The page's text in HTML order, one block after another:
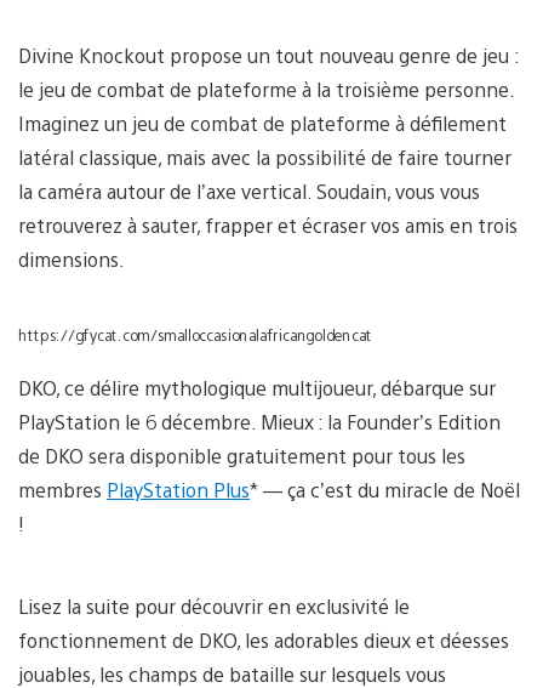
Divine Knockout propose un tout nouveau genre de jeu :
le jeu de combat de plateforme à la troisième personne.
Imaginez un jeu de combat de plateforme à défilement
latéral classique, mais avec la possibilité de faire tourner
la caméra autour de l’axe vertical. Soudain, vous vous
retrouverez à sauter, frapper et écraser vos amis en trois
dimensions.
https://gfycat.com/smalloccasionalafricangoldencat
DKO, ce délire mythologique multijoueur, débarque sur
PlayStation le 6 décembre. Mieux : la Founder’s Edition
de DKO sera disponible gratuitement pour tous les
membres PlayStation Plus* — ça c’est du miracle de Noël
!
Lisez la suite pour découvrir en exclusivité le
fonctionnement de DKO, les adorables dieux et déesses
jouables, les champs de bataille sur lesquels vous